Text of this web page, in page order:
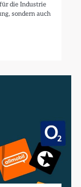
die Industrie
sondern auch